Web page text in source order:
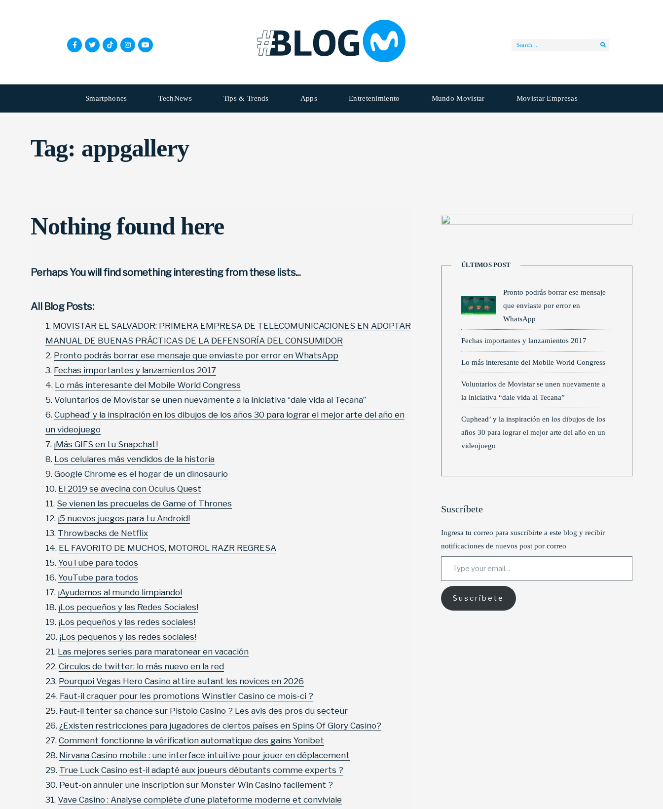
Smartphones TechNews Tips & Trends Apps Entretenimiento Mundo Movistar Movistar Empresas
Tag: appgallery
Nothing found here
Perhaps You will find something interesting from these lists...
All Blog Posts:
MOVISTAR EL SALVADOR: PRIMERA EMPRESA DE TELECOMUNICACIONES EN ADOPTAR
MANUAL DE BUENAS PRÁCTICAS DE LA DEFENSORÍA DEL CONSUMIDOR
Pronto podrás borrar ese mensaje que enviaste por error en WhatsApp
Fechas importantes y lanzamientos 2017
Lo más interesante del Mobile World Congress
Voluntarios de Movistar se unen nuevamente a la iniciativa “dale vida al Tecana”
Cuphead’ y la inspiración en los dibujos de los años 30 para lograr el mejor arte del año en
un videojuego
¡Más GIFS en tu Snapchat!
Los celulares más vendidos de la historia
Google Chrome es el hogar de un dinosaurio
El 2019 se avecina con Oculus Quest
Se vienen las precuelas de Game of Thrones
¡5 nuevos juegos para tu Android!
Throwbacks de Netflix
EL FAVORITO DE MUCHOS, MOTOROL RAZR REGRESA
YouTube para todos
YouTube para todos
¡Ayudemos al mundo limpiando!
¡Los pequeños y las Redes Sociales!
¡Los pequeños y las redes sociales!
¡Los pequeños y las redes sociales!
Las mejores series para maratonear en vacación
Circulos de twitter: lo más nuevo en la red
Pourquoi Vegas Hero Casino attire autant les novices en 2026
Faut-il craquer pour les promotions Winstler Casino ce mois-ci ?
Faut-il tenter sa chance sur Pistolo Casino ? Les avis des pros du secteur
¿Existen restricciones para jugadores de ciertos países en Spins Of Glory Casino?
Comment fonctionne la vérification automatique des gains Yonibet
Nirvana Casino mobile : une interface intuitive pour jouer en déplacement
True Luck Casino est-il adapté aux joueurs débutants comme experts ?
Peut-on annuler une inscription sur Monster Win Casino facilement ?
Vave Casino : Analyse complète d’une plateforme moderne et conviviale
ÚLTIMOS POST
Pronto podrás borrar ese mensaje
que enviaste por error en
WhatsApp
Fechas importantes y lanzamientos 2017
Lo más interesante del Mobile World Congress
Voluntarios de Movistar se unen nuevamente a
la iniciativa “dale vida al Tecana”
Cuphead’ y la inspiración en los dibujos de los
años 30 para lograr el mejor arte del año en un
videojuego
Suscríbete
Ingresa tu correo para suscribirte a este blog y recibir
notificaciones de nuevos post por correo
Type your email…
Suscríbete